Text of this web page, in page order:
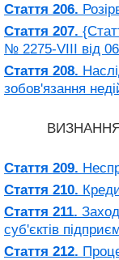
Стаття 206.
Стаття 207.
№ 2275-VIII від
Стаття 208.
зобов'язання
Стаття 209.
Стаття 210.
Стаття 211.
суб'єктів
Стаття 212.